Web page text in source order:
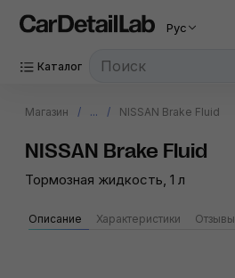
Рус
Каталог
Магазин ... NISSAN Brake Fluid
NISSAN Brake Fluid
Тормозная жидкость, 1 л
Описание Характеристики Отзывы